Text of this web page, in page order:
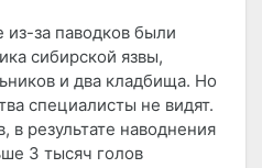
из-за паводков были
сибирской язвы,
и два кладбища. Но
специалисты не видят.
результате наводнения
3 тысяч голов